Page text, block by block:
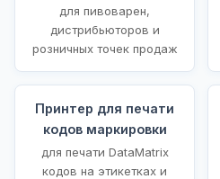
для пивоварен,
дистрибьюторов и
розничных точек продаж
Принтер для печати
кодов маркировки
для печати DataMatrix
кодов на этикетках и